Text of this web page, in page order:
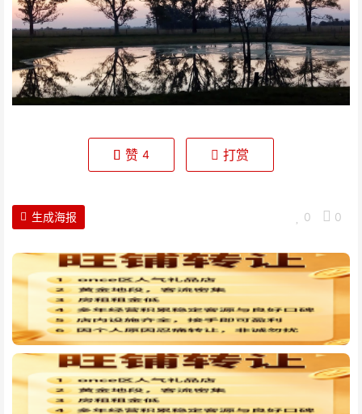
赞 4 打赏
0 0
生成海报